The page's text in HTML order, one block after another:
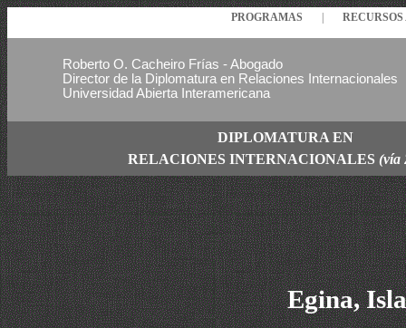
PROGRAMAS
Roberto O. Cacheiro Frías - Abogado
Director de la Diplomatura en Relaciones Internacionales
Universidad Abierta Interamericana
DIPLOMATURA EN
RELACIONES INTERNACIONALES (vía
Egina,